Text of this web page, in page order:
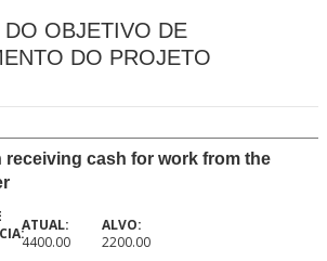
OBJETIVO DE
DO PROJETO
receiving cash for work from the
4400.00 2200.00